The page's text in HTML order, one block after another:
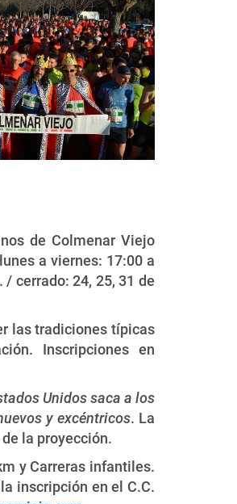
de Colmenar Viejo
a viernes: 17:00 a
cerrado: 24, 25, 31 de
las tradiciones típicas
Inscripciones en
Unidos saca a los
y excéntricos. La
la proyección.
y Carreras infantiles.
inscripción en el C.C.